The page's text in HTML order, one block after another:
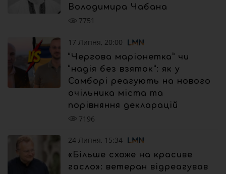
Володимира Чабана
7751
17 Липня, 20:00
“Чергова маріонетка” чи
“надія без взяток”: як у
Самборі реагують на нового
очільника міста та
порівняння декларацій
7196
24 Липня, 15:34
«Більше схоже на красиве
гасло»: ветеран відреагував